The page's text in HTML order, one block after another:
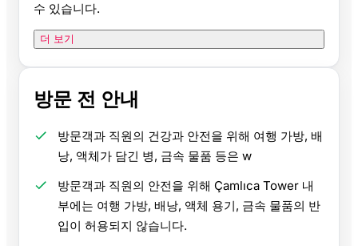
수 있습니다.
더 보기
방문 전 안내
방문객과 직원의 건강과 안전을 위해 여행 가방, 배
낭, 액체가 담긴 병, 금속 물품 등은 w
방문객과 직원의 안전을 위해 Çamlıca Tower 내
부에는 여행 가방, 배낭, 액체 용기, 금속 물품의 반
입이 허용되지 않습니다.